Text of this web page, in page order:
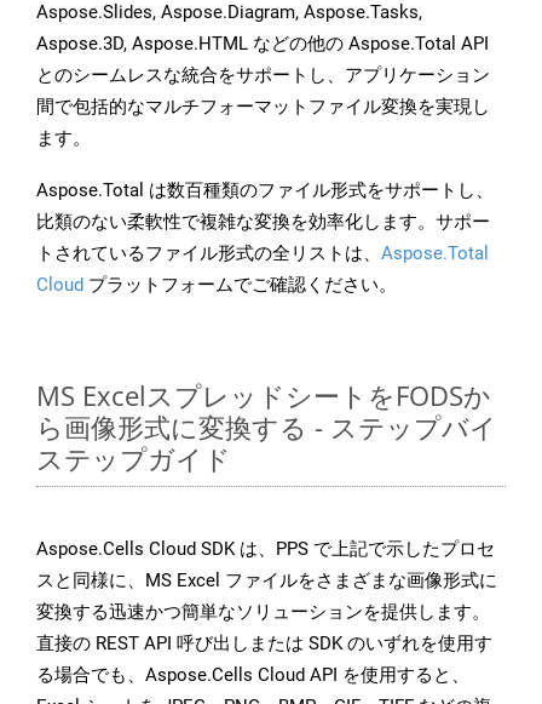
Aspose.Slides, Aspose.Diagram, Aspose.Tasks,
Aspose.3D, Aspose.HTML などの他の Aspose.Total API
とのシームレスな統合をサポートし、アプリケーション
間で包括的なマルチフォーマットファイル変換を実現し
ます。
Aspose.Total は数百種類のファイル形式をサポートし、
比類のない柔軟性で複雑な変換を効率化します。サポー
トされているファイル形式の全リストは、 Aspose.Total
Cloud プラットフォームでご確認ください。
MS ExcelスプレッドシートをFODSか
ら画像形式に変換する - ステップバイ
ステップガイド
Aspose.Cells Cloud SDK は、PPS で上記で示したプロセ
スと同様に、MS Excel ファイルをさまざまな画像形式に
変換する迅速かつ簡単なソリューションを提供します。
直接の REST API 呼び出しまたは SDK のいずれを使用す
る場合でも、Aspose.Cells Cloud API を使用すると、